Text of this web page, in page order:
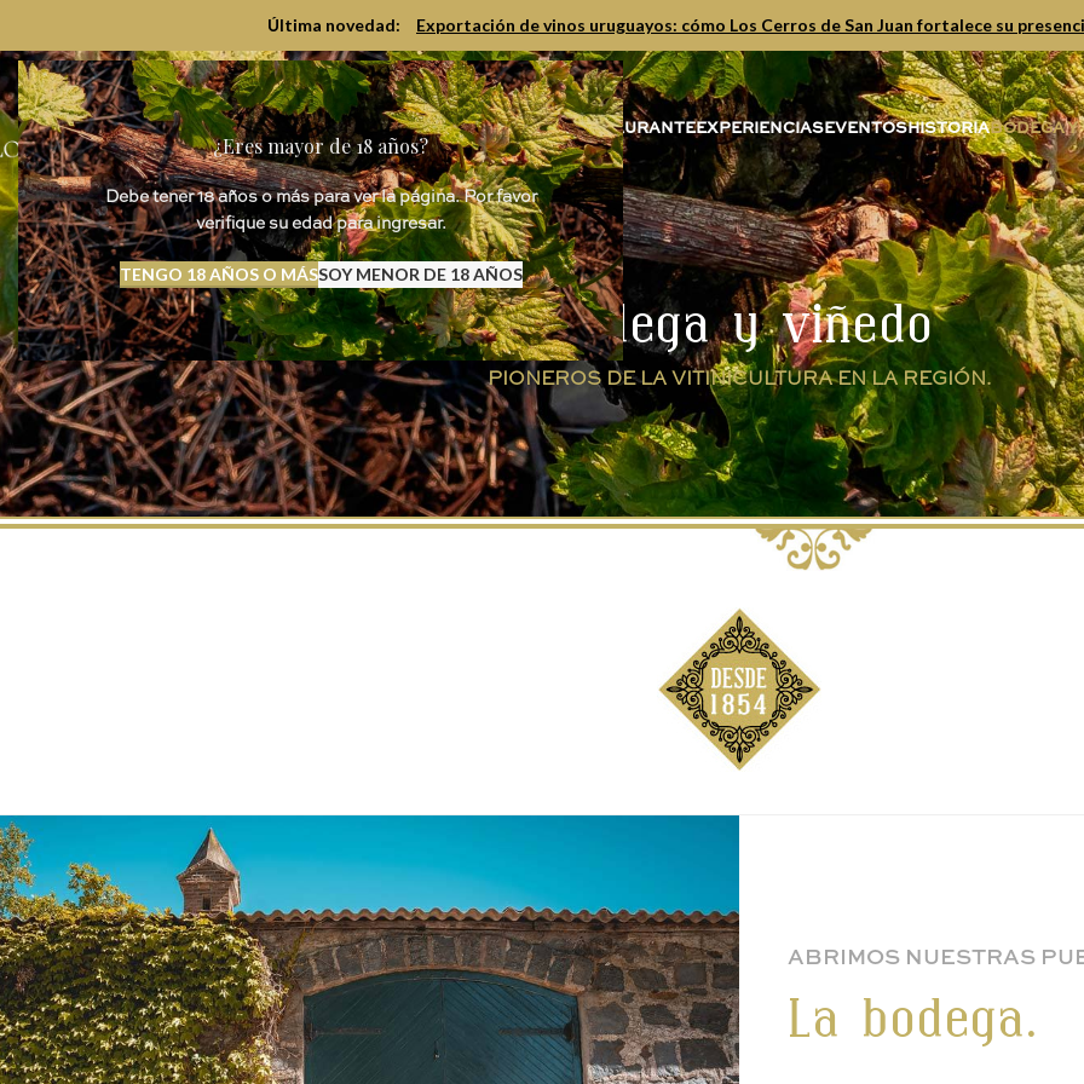
¿Eres mayor de 18 años?
Debe tener 18 años o más para ver la página. Por favor
verifique su edad para ingresar.
TENGO 18 AÑOS O MÁSSOY MENOR DE 18 AÑOS
Última novedad: Exportación de vinos uruguayos: cómo Los Cerros de San Juan fortalece su
CATÁLOGORESTAURANTEEXPERIENCIASEVENTOSHISTORIABODEGA Y
Bodega y viñedo
PIONEROS DE LA VITINICULTURA EN LA REGIÓN.
ABRIMOS NUESTRAS
La bodega.